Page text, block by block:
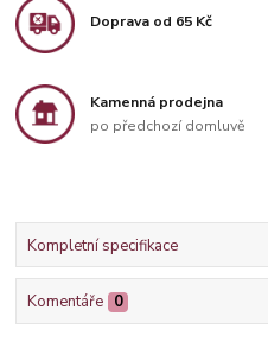
Doprava od 65 Kč
Kamenná prodejna
po předchozí domluvě
Kompletní specifikace
Komentáře 0